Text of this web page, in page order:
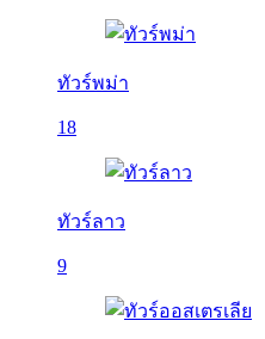
ทัวร์พม่า
18
ทัวร์ลาว
9